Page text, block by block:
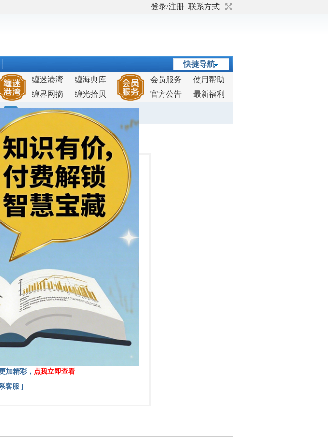
登录/注册 联系方式
快捷导航
缠迷港湾
缠海典库
缠界网摘
缠光拾贝
会员服务
使用帮助
官方公告
最新福利
搜
索
加精彩， 点我立即查看
客服 ]